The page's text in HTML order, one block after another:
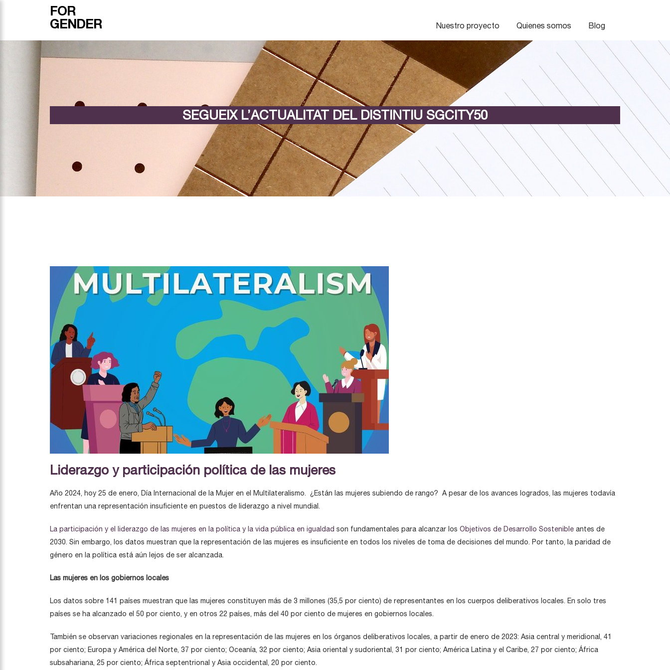
FOR
GENDER
Nuestro proyecto Quienes somos Blog
SEGUEIX L’ACTUALITAT DEL DISTINTIU SGCITY50
Liderazgo y participación política de las mujeres
Año 2024, hoy 25 de enero, Día Internacional de la Mujer en el Multilateralismo. ¿Están las mujeres subiendo de rango? A pesar de los avances logrados, las mujeres todavía
enfrentan una representación insuficiente en puestos de liderazgo a nivel mundial.
La participación y el liderazgo de las mujeres en la política y la vida pública en igualdad son fundamentales para alcanzar los Objetivos de Desarrollo Sostenible antes de
2030. Sin embargo, los datos muestran que la representación de las mujeres es insuficiente en todos los niveles de toma de decisiones del mundo. Por tanto, la paridad de
género en la política está aún lejos de ser alcanzada.
Las mujeres en los gobiernos locales
Los datos sobre 141 países muestran que las mujeres constituyen más de 3 millones (35,5 por ciento) de representantes en los cuerpos deliberativos locales. En solo tres
países se ha alcanzado el 50 por ciento, y en otros 22 países, más del 40 por ciento de mujeres en gobiernos locales.
También se observan variaciones regionales en la representación de las mujeres en los órganos deliberativos locales, a partir de enero de 2023: Asia central y meridional, 41
por ciento; Europa y América del Norte, 37 por ciento; Oceanía, 32 por ciento; Asia oriental y sudoriental, 31 por ciento; América Latina y el Caribe, 27 por ciento; África
subsahariana, 25 por ciento; África septentrional y Asia occidental, 20 por ciento.